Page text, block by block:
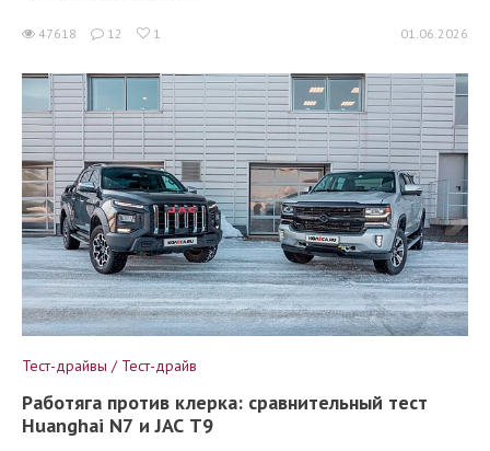
47618 12 1 01.06.2026
Тест-драйвы / Тест-драйв
Работяга против клерка: сравнительный тест
Huanghai N7 и JAC T9